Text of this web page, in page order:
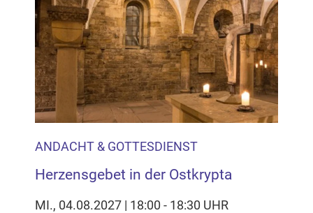
ANDACHT & GOTTESDIENST
Herzensgebet in der Ostkrypta
MI., 04.08.2027 | 18:00 - 18:30 UHR